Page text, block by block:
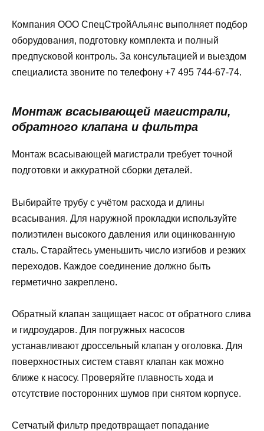
Компания ООО СпецСтройАльянс выполняет подбор
оборудования, подготовку комплекта и полный
предпусковой контроль. За консультацией и выездом
специалиста звоните по телефону +7 495 744-67-74.
Монтаж всасывающей магистрали,
обратного клапана и фильтра
Монтаж всасывающей магистрали требует точной
подготовки и аккуратной сборки деталей.
Выбирайте трубу с учётом расхода и длины
всасывания. Для наружной прокладки используйте
полиэтилен высокого давления или оцинкованную
сталь. Старайтесь уменьшить число изгибов и резких
переходов. Каждое соединение должно быть
герметично закреплено.
Обратный клапан защищает насос от обратного слива
и гидроударов. Для погружных насосов
устанавливают дроссельный клапан у оголовка. Для
поверхностных систем ставят клапан как можно
ближе к насосу. Проверяйте плавность хода и
отсутствие посторонних шумов при снятом корпусе.
Сетчатый фильтр предотвращает попадание